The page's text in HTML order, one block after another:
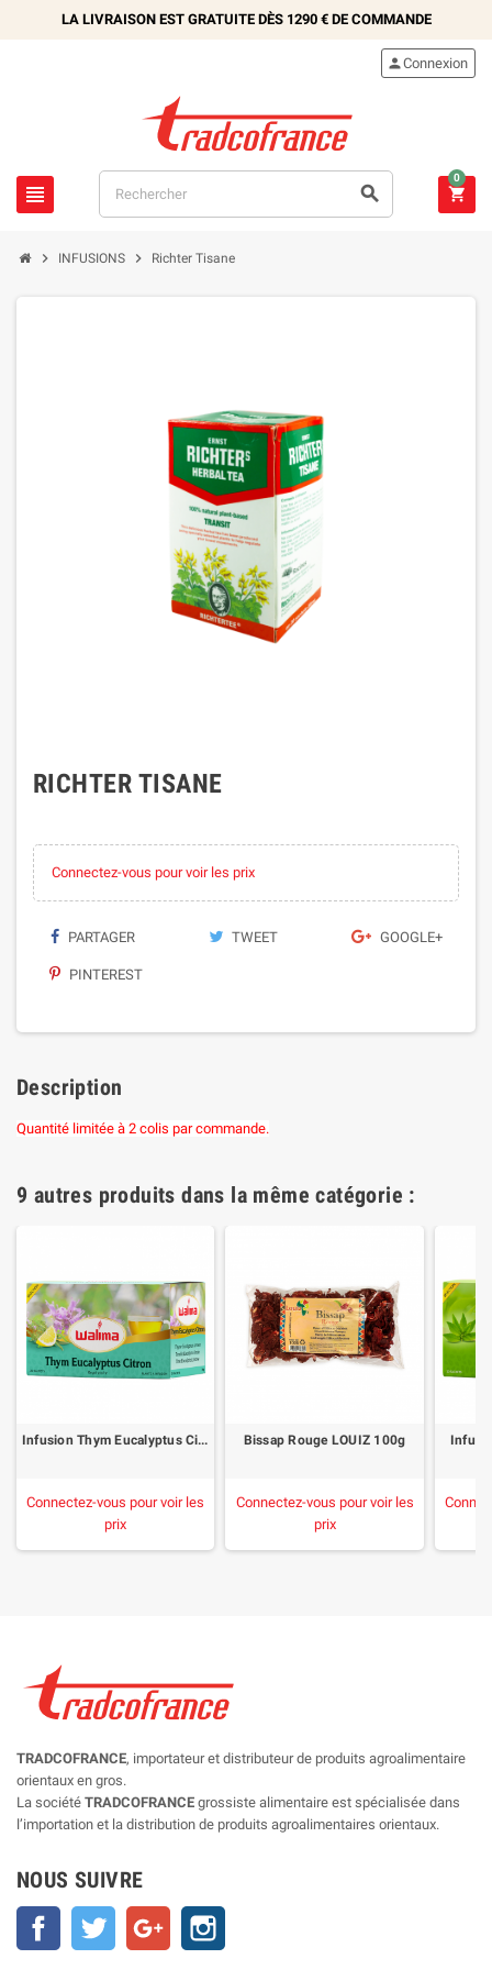
LA LIVRAISON EST GRATUITE DÈS 1290 €DE COMMANDE
 
Connexion

0
 INFUSIONS  Richter Tisane
RICHTER TISANE
Connectez-vous pour voir les prix
PARTAGER TWEET GOOGLE+
PINTEREST
Description
Quantité limitée à 2 colis par commande.
9 autres produits dans la même catégorie :
Infusion Thym Eucalyptus Citron
Connectez-vous pour voir les
prix
Bissap Rouge LOUIZ 100g
Connectez-vous pour voir les
prix
TRADCOFRANCE, importateur et distributeur de produits agroalimentaire
orientaux en gros.
La société TRADCOFRANCE grossiste alimentaire est spécialisée dans
l’importation et la distribution de produits agroalimentaires orientaux.
NOUS SUIVRE
Facebook Twitter Google+